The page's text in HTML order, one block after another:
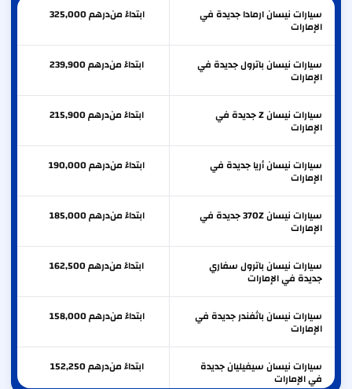
سيارات نيسان ارمادا جديدة في
الإمارات
ابتداءً من 325,000درهم
سيارات نيسان باترول جديدة في
الإمارات
ابتداءً من 239,900درهم
سيارات نيسان Z جديدة في
الإمارات
ابتداءً من 215,900درهم
سيارات نيسان أريا جديدة في
الإمارات
ابتداءً من 190,000درهم
سيارات نيسان 370Z جديدة في
الإمارات
ابتداءً من 185,000درهم
سيارات نيسان باترول سفاري
جديدة في الإمارات
ابتداءً من 162,500درهم
سيارات نيسان باثفندر جديدة في
الإمارات
ابتداءً من 158,000درهم
سيارات نيسان سيفيليان جديدة
في الإمارات
ابتداءً من 152,250درهم